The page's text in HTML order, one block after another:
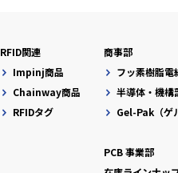
RFID関連
Impinj商品
Chainway商品
RFIDタグ
商事部
フッ素樹脂電
半導体・機構
Gel-Pak（ゲ
PCB 事業部